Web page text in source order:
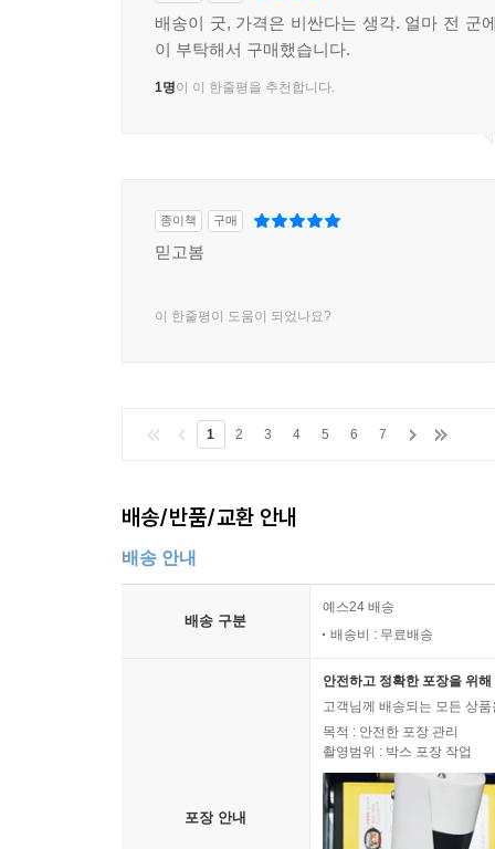
배송이 굿, 가격은 비싼다는 생각. 얼마 전 군
이 부탁해서 구매했습니다.
1명이 이 한줄평을 추천합니다.
종이책 구매
믿고봄
이 한줄평이 도움이 되었나요?
1 2 3 4 5 6 7
배송/반품/교환 안내
배송 안내
배송 구분
예스24 배송
배송비 : 무료배송
포장 안내
안전하고 정확한 포장을 위
고객님께 배송되는 모든 상
목적 : 안전한 포장 관리
촬영범위 : 박스 포장 작업